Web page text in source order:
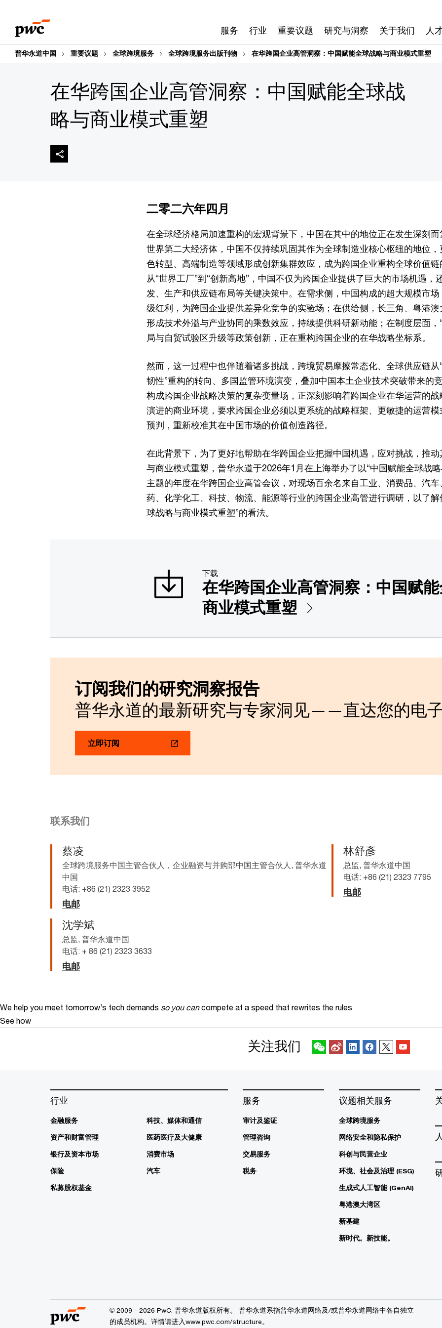
content
footer
服务 行业 重要议题 研究与洞察 关于我们 人
普华永道中国 重要议题 全球跨境服务 全球跨境服务出版刊物 在华跨国企业高管洞察：中国赋能全球战略与商业模式重塑
在华跨国企业高管洞察：中国赋能全球战
略与商业模式重塑
二零二六年四月
在全球经济格局加速重构的宏观背景下，中国在其中的地位正在发生深刻
世界第二大经济体，中国不仅持续巩固其作为全球制造业核心枢纽的地位
色转型、高端制造等领域形成创新集群效应，成为跨国企业重构全球价值
从“世界工厂”到“创新高地”，中国不仅为跨国企业提供了巨大的市场机遇，
发、生产和供应链布局等关键决策中。在需求侧，中国构成的超大规模市
级红利，为跨国企业提供差异化竞争的实验场；在供给侧，长三角、粤港
形成技术外溢与产业协同的乘数效应，持续提供科研新动能；在制度层面，
局与自贸试验区升级等政策创新，正在重构跨国企业的在华战略坐标系。
然而，这一过程中也伴随着诸多挑战，跨境贸易摩擦常态化、全球供应链从
韧性”重构的转向、多国监管环境演变，叠加中国本土企业技术突破带来的
构成跨国企业战略决策的复杂变量场，正深刻影响着跨国企业在华运营的
演进的商业环境，要求跨国企业必须以更系统的战略框架、更敏捷的运营
预判，重新校准其在中国市场的价值创造路径。
在此背景下，为了更好地帮助在华跨国企业把握中国机遇，应对挑战，推
与商业模式重塑，普华永道于2026年1月在上海举办了以“中国赋能全球战
主题的年度在华跨国企业高管会议，对现场百余名来自工业、消费品、汽
药、化学化工、科技、物流、能源等行业的跨国企业高管进行调研，以了解
球战略与商业模式重塑”的看法。
下载
在华跨国企业高管洞察：中国赋
商业模式重塑
订阅我们的研究洞察报告
普华永道的最新研究与专家洞见——直达您的电
立即订阅
联系我们
蔡凌
全球跨境服务中国主管合伙人，企业融资与并购部中国主管合伙人, 普华永道
中国
电话: +86 (21) 2323 3952
电邮
林舒彥
总监, 普华永道中国
电话: +86 (21) 2323 7795
电邮
沈学斌
总监, 普华永道中国
电话: + 86 (21) 2323 3633
电邮
We help you meet tomorrow’s tech demands so you can compete at a speed that rewrites the rules
See how
关注我们
行业
金融服务
资产和财富管理
银行及资本市场
保险
私募股权基金
科技、媒体和通信
医药医疗及大健康
消费市场
汽车
服务
审计及鉴证
管理咨询
交易服务
税务
议题相关服务
全球跨境服务
网络安全和隐私保护
科创与民营企业
环境、社会及治理 (ESG)
生成式人工智能 (GenAI)
粤港澳大湾区
新基建
新时代。新技能。
© 2009 - 2026 PwC. 普华永道版权所有。 普华永道系指普华永道网络及/或普华永道网络中各自独立
的成员机构。详情请进入www.pwc.com/structure。